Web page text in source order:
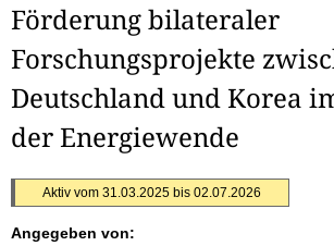
Förderung bilateraler
Forschungsprojekte
Deutschland und Korea
der Energiewende
Aktiv vom 31.03.2025 bis 02.07.2026
Angegeben von: